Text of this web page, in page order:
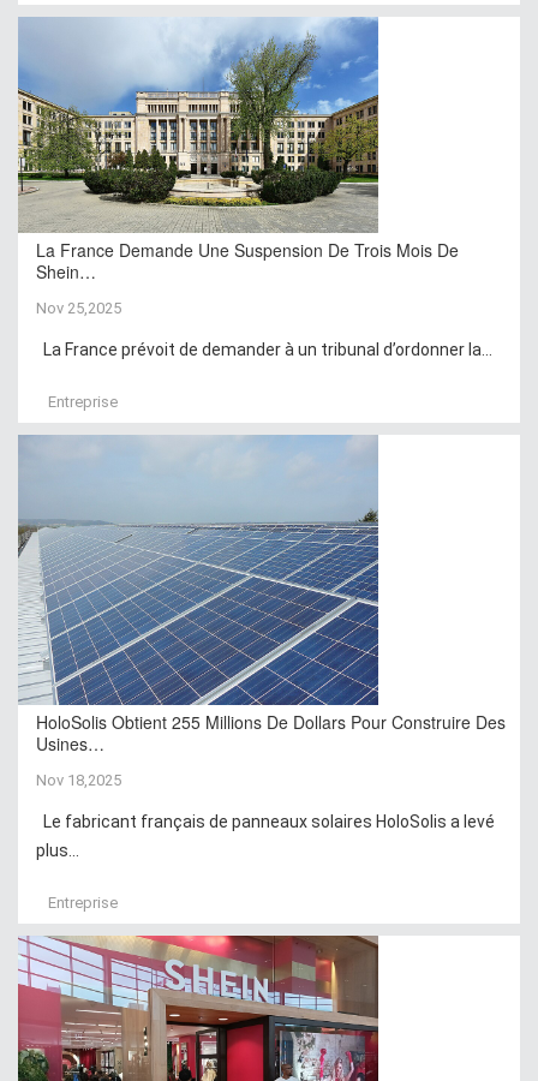
La France Demande Une Suspension De Trois Mois De
Shein…
Nov 25,2025
La France prévoit de demander à un tribunal d’ordonner la...
Entreprise
HoloSolis Obtient 255 Millions De Dollars Pour Construire Des
Usines…
Nov 18,2025
Le fabricant français de panneaux solaires HoloSolis a levé
plus...
Entreprise